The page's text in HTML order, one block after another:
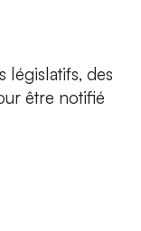
législatifs, des
être notifié